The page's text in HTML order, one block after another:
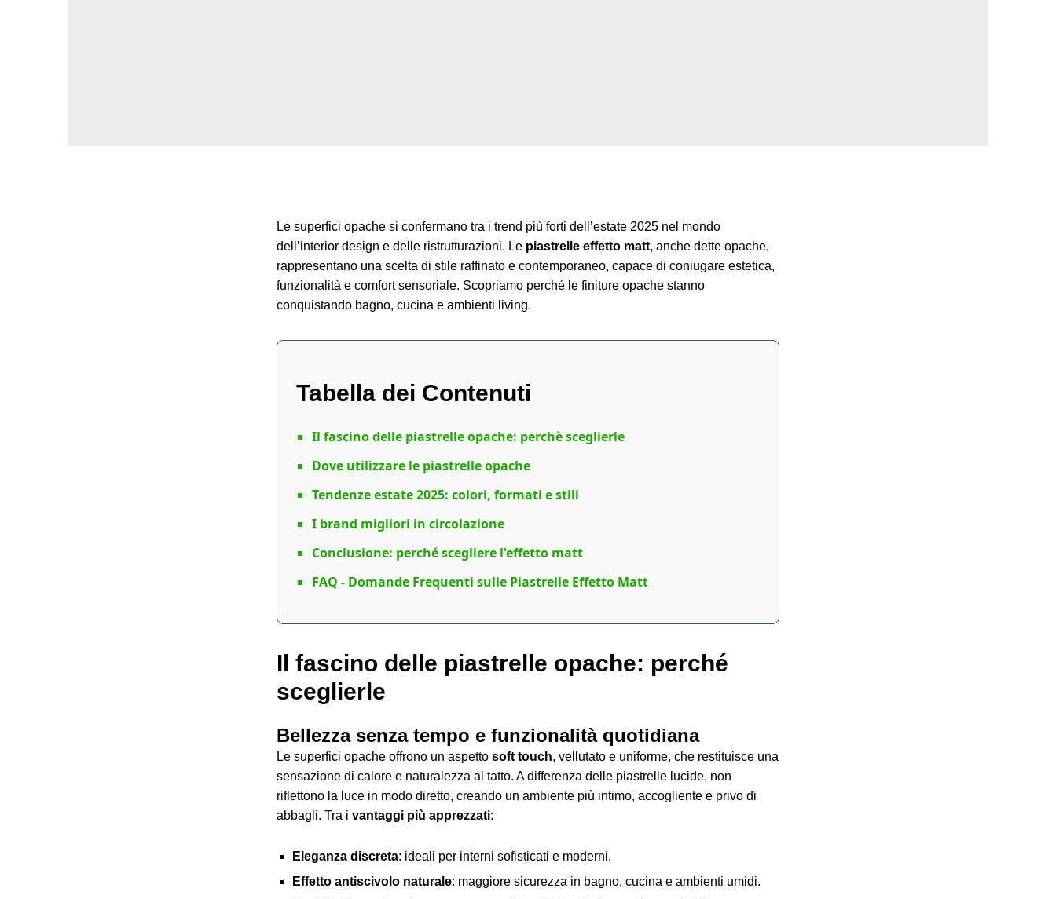
Le superfici opache si confermano tra i trend più forti dell’estate 2025 nel mondo
dell’interior design e delle ristrutturazioni. Le piastrelle effetto matt, anche dette opache,
rappresentano una scelta di stile raffinato e contemporaneo, capace di coniugare estetica,
funzionalità e comfort sensoriale. Scopriamo perché le finiture opache stanno
conquistando bagno, cucina e ambienti living.
Tabella dei Contenuti
Il fascino delle piastrelle opache: perchè sceglierle
Dove utilizzare le piastrelle opache
Tendenze estate 2025: colori, formati e stili
I brand migliori in circolazione
Conclusione: perché scegliere l'effetto matt
FAQ - Domande Frequenti sulle Piastrelle Effetto Matt
Il fascino delle piastrelle opache: perché
sceglierle
Bellezza senza tempo e funzionalità quotidiana
Le superfici opache offrono un aspetto soft touch, vellutato e uniforme, che restituisce una
sensazione di calore e naturalezza al tatto. A differenza delle piastrelle lucide, non
riflettono la luce in modo diretto, creando un ambiente più intimo, accogliente e privo di
abbagli. Tra i vantaggi più apprezzati:
Eleganza discreta: ideali per interni sofisticati e moderni.
Effetto antiscivolo naturale: maggiore sicurezza in bagno, cucina e ambienti umidi.